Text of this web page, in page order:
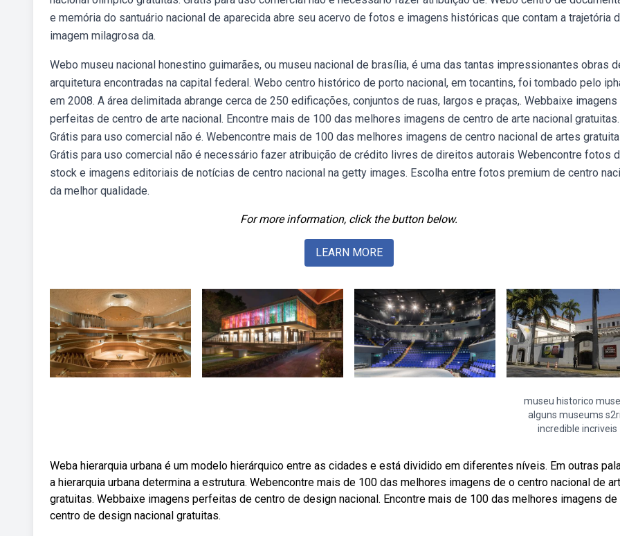
e memória do santuário nacional de aparecida abre seu acervo de fotos e imagens históricas que contam a trajetória
imagem milagrosa da.
Webo museu nacional honestino guimarães, ou museu nacional de brasília, é uma das tantas impressionantes obras
arquitetura encontradas na capital federal. Webo centro histórico de porto nacional, em tocantins, foi tombado pelo
em 2008. A área delimitada abrange cerca de 250 edificações, conjuntos de ruas, largos e praças,. Webbaixe imagens
perfeitas de centro de arte nacional. Encontre mais de 100 das melhores imagens de centro de arte nacional gratuitas.
Grátis para uso comercial não é. Webencontre mais de 100 das melhores imagens de centro nacional de artes
Grátis para uso comercial não é necessário fazer atribuição de crédito livres de direitos autorais Webencontre fotos
stock e imagens editoriais de notícias de centro nacional na getty images. Escolha entre fotos premium de centro
da melhor qualidade.
For more information, click the button below.
LEARN MORE
museu historico
alguns museums
incredible incriveis
Weba hierarquia urbana é um modelo hierárquico entre as cidades e está dividido em diferentes níveis. Em outras
a hierarquia urbana determina a estrutura. Webencontre mais de 100 das melhores imagens de o centro nacional de
gratuitas. Webbaixe imagens perfeitas de centro de design nacional. Encontre mais de 100 das melhores imagens de
centro de design nacional gratuitas.